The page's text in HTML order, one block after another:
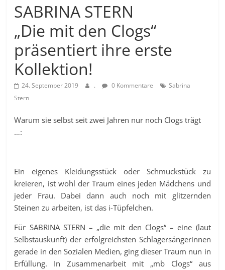
SABRINA STERN
„Die mit den Clogs“
präsentiert ihre erste
Kollektion!
24. September 2019 . 0 Kommentare
Sabrina
Stern
Warum sie selbst seit zwei Jahren nur noch Clogs trägt
…:
Ein eigenes Kleidungsstück oder Schmuckstück zu
kreieren, ist wohl der Traum eines jeden Mädchens und
jeder Frau. Dabei dann auch noch mit glitzernden
Steinen zu arbeiten, ist das i-Tüpfelchen.
Für SABRINA STERN – „die mit den Clogs“ – eine (laut
Selbstauskunft) der erfolgreichsten Schlagersängerinnen
gerade in den Sozialen Medien, ging dieser Traum nun in
Erfüllung. In Zusammenarbeit mit „mb Clogs“ aus